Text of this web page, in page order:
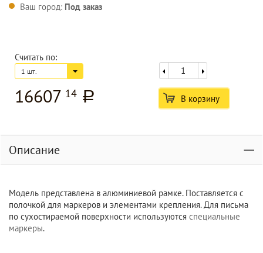
Ваш город: Под заказ
Считать по:
1 шт.
16607 14 a В корзину
Описание
Модель представлена в алюминиевой рамке. Поставляется с
полочкой для маркеров и элементами крепления. Для письма
по сухостираемой поверхности используются специальные
маркеры.